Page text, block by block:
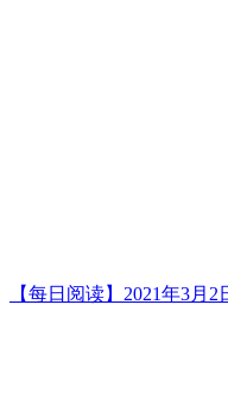
【每日阅读】2021年3月2